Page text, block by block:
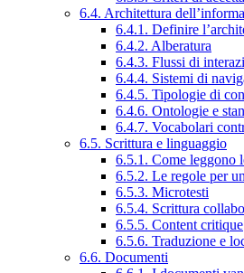
6.4. Architettura
6.4.1. Definire
6.4.2. Alberatura
6.4.3. Flussi di
6.4.4. Sistemi di
6.4.5. Tipologie di
6.4.6. Ontologie e
6.4.7. Vocabolari
6.5. Scrittura e linguaggio
6.5.1. Come leggono
6.5.2. Le regole per
6.5.3. Microtesti
6.5.4. Scrittura
6.5.5. Content critique
6.5.6. Traduzione e
6.6. Documenti